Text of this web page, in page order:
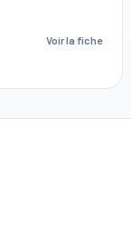
Voir la fiche